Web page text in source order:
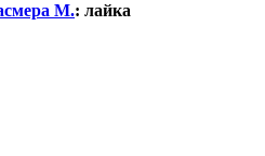
М.: лайка